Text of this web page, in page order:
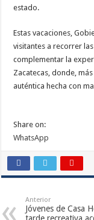
estado.
Estas vacaciones,
visitantes a recorrer
complementar la
Zacatecas, donde,
auténtica hecha con
Share on:
WhatsApp
Anterior
Jóvenes de Casa